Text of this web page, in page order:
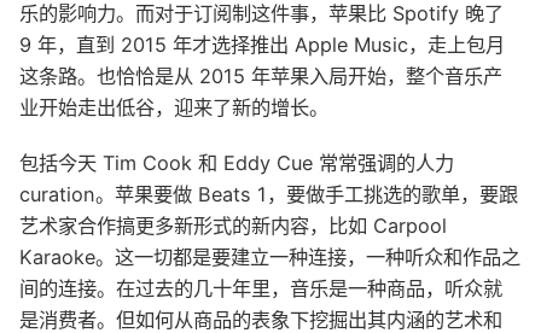
乐的影响力。而对于订阅制这件事，苹果比 Spotify 晚了
9 年，直到 2015 年才选择推出 Apple Music，走上包月
这条路。也恰恰是从 2015 年苹果入局开始，整个音乐产
业开始走出低谷，迎来了新的增长。
包括今天 Tim Cook 和 Eddy Cue 常常强调的人力
curation。苹果要做 Beats 1，要做手工挑选的歌单，要跟
艺术家合作搞更多新形式的新内容，比如 Carpool
Karaoke。这一切都是要建立一种连接，一种听众和作品之
间的连接。在过去的几十年里，音乐是一种商品，听众就
是消费者。但如何从商品的表象下挖掘出其内涵的艺术和